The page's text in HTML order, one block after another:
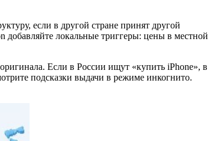
если в другой стране принят другой
добавляйте локальные триггеры: цены в местной
Если в России ищут «купить iPhone», в
подсказки выдачи в режиме инкогнито.